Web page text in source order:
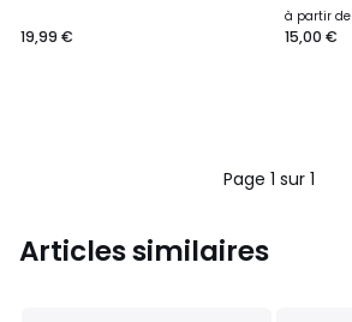
19,99 €
à partir de
15,00 €
Page 1 sur 1
Articles similaires